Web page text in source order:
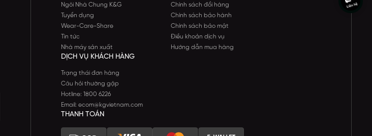
Ngôi Nhà Chung K&G
Tuyển dụng
Wear-Care-Share
Tin tức
Nhà máy sản xuất
Chính sách đổi hàng
Chính sách bảo hành
Chính sách bảo mật
Điều khoản dịch vụ
Hướng dẫn mua hàng
DỊCH VỤ KHÁCH HÀNG
Trạng thái đơn hàng
Câu hỏi thường gặp
Hotline: 1800 6226
Email: ecom@kgvietnam.com
THANH TOÁN